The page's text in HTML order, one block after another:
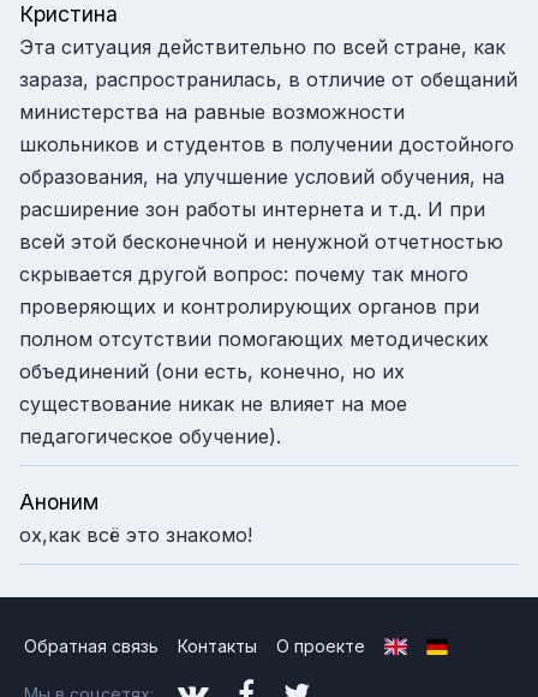
Кристина
Эта ситуация действительно по всей стране, как
зараза, распространилась, в отличие от обещаний
министерства на равные возможности
школьников и студентов в получении достойного
образования, на улучшение условий обучения, на
расширение зон работы интернета и т.д. И при
всей этой бесконечной и ненужной отчетностью
скрывается другой вопрос: почему так много
проверяющих и контролирующих органов при
полном отсутствии помогающих методических
объединений (они есть, конечно, но их
существование никак не влияет на мое
педагогическое обучение).
Аноним
ох,как всё это знакомо!
Обратная связь Контакты О проекте